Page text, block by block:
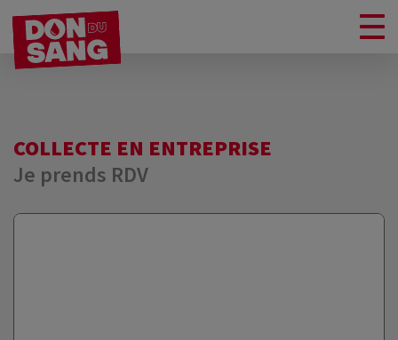
COLLECTE EN ENTREPRISE
Je prends RDV